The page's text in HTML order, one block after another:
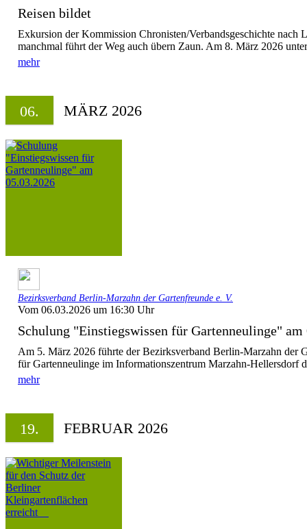
Reisen bildet
Exkursion der Kommission Chronisten/Verbandsgeschichte
manchmal führt der Weg auch übern Zaun. Am 8. März 2026
mehr
06. MÄRZ 2026
Bezirksverband Berlin-Marzahn der Gartenfreunde e. V.
Vom 06.03.2026 um 16:30 Uhr
Schulung "Einstiegswissen für Gartenneulinge" am
Am 5. März 2026 führte der Bezirksverband Berlin-Marzahn der
für Gartenneulinge im Informationszentrum Marzahn-Hellersdorf
mehr
19. FEBRUAR 2026